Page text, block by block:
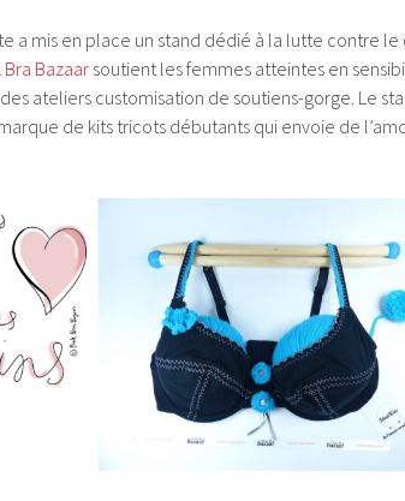
a mis en place un stand dédié à la lutte contre
Bra Bazaarsoutient les femmes atteintes en
ateliers customisation de soutiens-gorge. Le
marque de kits tricots débutants qui envoie de